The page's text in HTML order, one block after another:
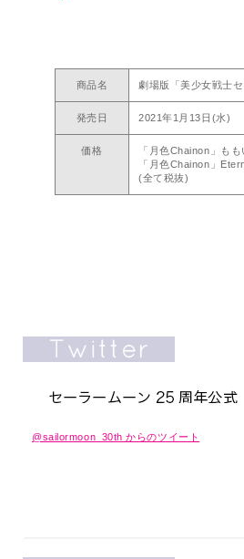
商品名 劇場版「美少女戦士
発売日 2021年1月13日(水)
価格
「月色Chainon」も
「月色Chainon」
(全て税抜)
@sailormoon_30th からのツイート